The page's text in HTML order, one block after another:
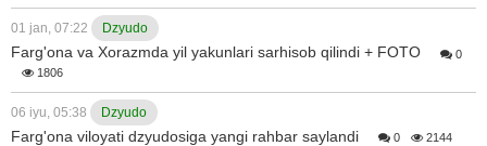
01 jan, 07:22 Dzyudo
Farg'ona va Xorazmda yil yakunlari sarhisob qilindi + FOTO
0
1806
06 iyu, 05:38 Dzyudo
Farg'ona viloyati dzyudosiga yangi rahbar saylandi 0 2144